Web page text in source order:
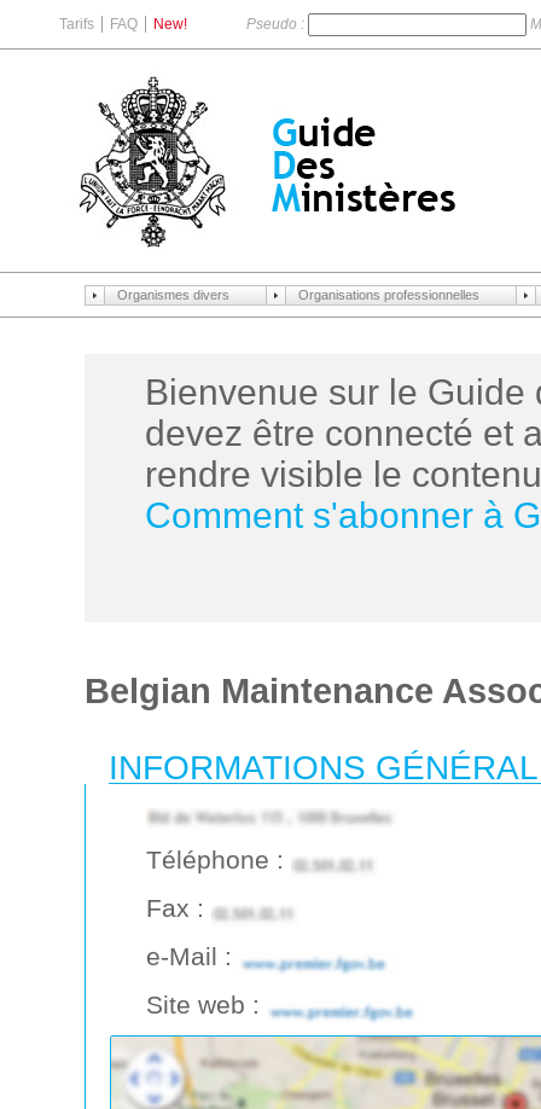
Tarifs FAQ New! Pseudo :
Organismes divers Organisations professionnelles
Bienvenue sur le Guide
devez être connecté et
rendre visible le
Comment s'abonner à
Belgian Maintenance
INFORMATIONS
Téléphone :
Fax :
e-Mail :
Site web :